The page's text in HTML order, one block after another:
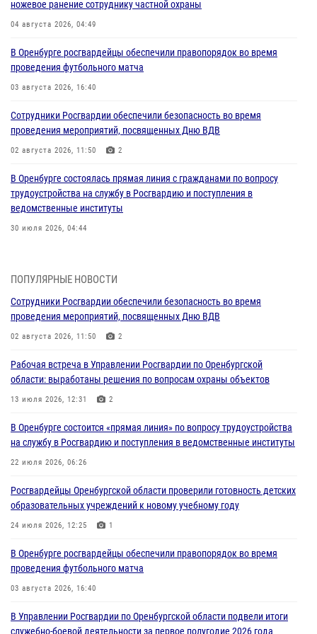
ножевое ранение сотруднику частной охраны
04 августа 2026, 04:49
В Оренбурге росгвардейцы обеспечили правопорядок во время
проведения футбольного матча
03 августа 2026, 16:40
Сотрудники Росгвардии обеспечили безопасность во время
проведения мероприятий, посвященных Дню ВДВ
02 августа 2026, 11:50 2
В Оренбурге состоялась прямая линия с гражданами по вопросу
трудоустройства на службу в Росгвардию и поступления в
ведомственные институты
30 июля 2026, 04:44
28 июля 2026, 09:41 1
Росгвардейцы обеспечили правопорядок на праздновании Дня
ВМФ в Оренбурге
27 июля 2026, 14:36 2
Росгвардейцы предотвратили трагедию: спасен мужчина в тяжелой
жизненной ситуации (ВИДЕО)
26 июля 2026, 14:45 1
Росгвардейцы Оренбургской области проверили готовность детских
образовательных учреждений к новому учебному году
24 июля 2026, 12:25
При силовой поддержке ОМОН «Кобра» Росгвардии в Оренбурге
проведён рейд по строительным объектам
23 июля 2026, 10:47
ПОПУЛЯРНЫЕ НОВОСТИ
Сотрудники Росгвардии обеспечили безопасность во время
проведения мероприятий, посвященных Дню ВДВ
02 августа 2026, 11:50 2
Рабочая встреча в Управлении Росгвардии по Оренбургской
области: выработаны решения по вопросам охраны объектов
13 июля 2026, 12:31 2
В Оренбурге состоится «прямая линия» по вопросу трудоустройства
на службу в Росгвардию и поступления в ведомственные институты
22 июля 2026, 06:26
Росгвардейцы Оренбургской области проверили готовность детских
образовательных учреждений к новому учебному году
24 июля 2026, 12:25 1
В Оренбурге росгвардейцы обеспечили правопорядок во время
проведения футбольного матча
03 августа 2026, 16:40
В Управлении Росгвардии по Оренбургской области подвели итоги
служебно-боевой деятельности за первое полугодие 2026 года